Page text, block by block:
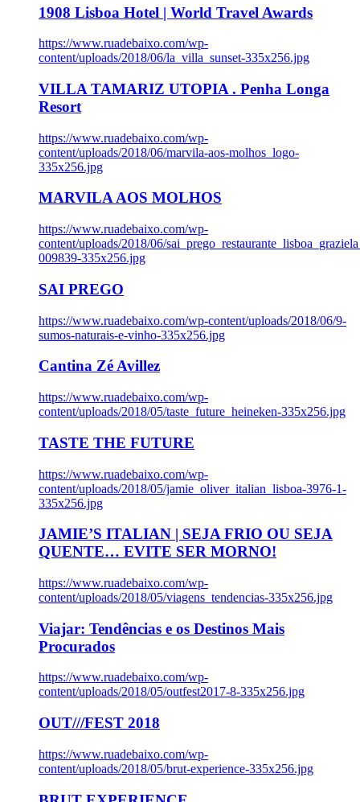
1908 Lisboa Hotel | World Travel Awards
https://www.ruadebaixo.com/wp-
content/uploads/2018/06/la_villa_sunset-335x256.jpg
VILLA TAMARIZ UTOPIA . Penha Longa
Resort
https://www.ruadebaixo.com/wp-
content/uploads/2018/06/marvila-aos-molhos_logo-
335x256.jpg
MARVILA AOS MOLHOS
https://www.ruadebaixo.com/wp-
content/uploads/2018/06/
009839-335x256.jpg
SAI PREGO
https://www.ruadebaixo.com/wp-content/uploads/2018/06/9-
sumos-naturais-e-vinho-335x256.jpg
Cantina Zé Avillez
https://www.ruadebaixo.com/wp-
content/uploads/2018/05/taste_future_heineken-335x256.jpg
TASTE THE FUTURE
https://www.ruadebaixo.com/wp-
content/uploads/2018/05/jamie_oliver_italian_lisboa-3976-1-
335x256.jpg
JAMIE’S ITALIAN | SEJA FRIO OU SEJA
QUENTE… EVITE SER MORNO!
https://www.ruadebaixo.com/wp-
content/uploads/2018/05/viagens_tendencias-335x256.jpg
Viajar: Tendências e os Destinos Mais
Procurados
https://www.ruadebaixo.com/wp-
content/uploads/2018/05/outfest2017-8-335x256.jpg
OUT///FEST 2018
https://www.ruadebaixo.com/wp-
content/uploads/2018/05/brut-experience-335x256.jpg